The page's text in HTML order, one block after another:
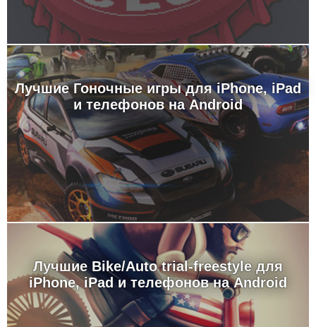
Лучшие Гоночные игры для iPhone, iPad
и телефонов на Android
Лучшие Bike/Auto trial-freestyle для
iPhone, iPad и телефонов на Android